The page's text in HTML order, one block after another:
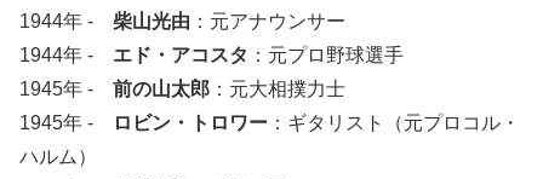
1944年 - 柴山光由 ：元アナウンサー
1944年 - エド・アコスタ ：元プロ野球選手
1945年 - 前の山太郎 ：元大相撲力士
1945年 -
ロビン・トロワー ：ギタリスト（元プロコル・
ハルム）